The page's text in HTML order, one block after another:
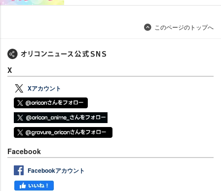
このページのトップへ
X
Xアカウント
Facebook
Facebookアカウント